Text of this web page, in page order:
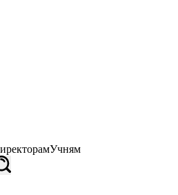
Учням